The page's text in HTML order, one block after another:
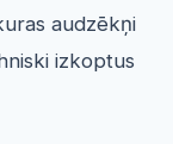
audzēkņi
izkoptus